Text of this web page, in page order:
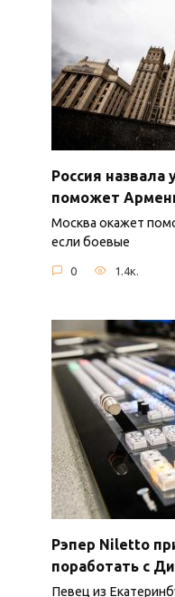
Россия назвала
поможет
Москва окажет
если боевые
0 1.4к.
Рэпер Niletto
поработать с
Певец из